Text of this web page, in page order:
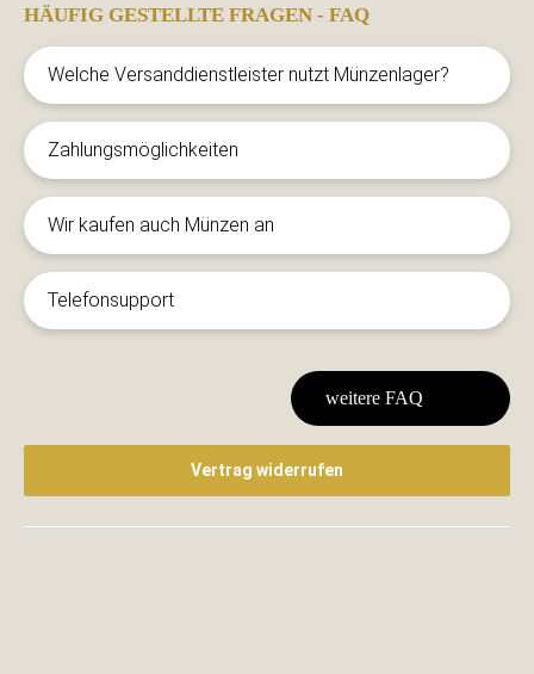
HÄUFIG GESTELLTE FRAGEN - FAQ
Welche Versanddienstleister nutzt Münzenlager?
Zahlungsmöglichkeiten
Wir kaufen auch Münzen an
Telefonsupport
weitere FAQ
Vertrag widerrufen